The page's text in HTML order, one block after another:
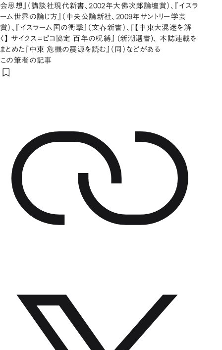
会思想』（講談社現代新書、2002年大佛次郎論壇賞）、『イスラ
ーム世界の論じ方』（中央公論新社、2009年サントリー学芸
賞）、『イスラーム国の衝撃』（文春新書）、『【中東大混迷を解
く】 サイクス=ピコ協定 百年の呪縛』 (新潮選書)、 本誌連載を
まとめた『中東 危機の震源を読む』（同）などがある
この筆者の記事